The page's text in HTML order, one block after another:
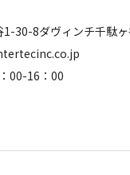
30-8ダヴィンチ千駄
00-16：00